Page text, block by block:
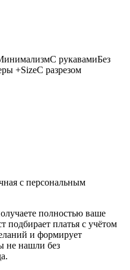
С рукавамиБез
+SizeС разрезом
с персональным
полностью ваше
подбирает платья с учётом
и формирует
не нашли без